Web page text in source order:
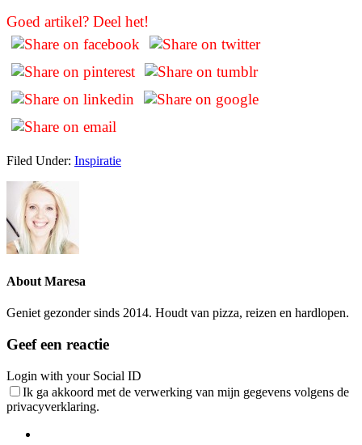
Goed artikel? Deel het!
Filed Under: Inspiratie
About Maresa
Geniet gezonder sinds 2014. Houdt van pizza, reizen en hardlopen.
Reader
Interactions
Geef een reactie
Login with your Social ID
Ik ga akkoord met de verwerking van mijn gegevens volgens de
privacyverklaring.